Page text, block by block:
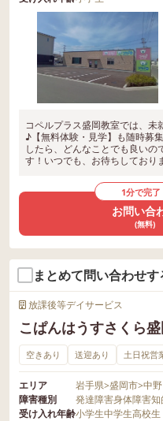
コペルプラス盛岡教室では、
♪【無料体験・見学】も随時募
したら、どんなことでも良いの
す！いつでも、お待ちしており
1分で完了
お問い合
(無料)
まとめて問い合わせす
放課後等デイサービス
こぱんはうすさくら
空きあり 送迎あり 土日祝営
エリア 岩手県>盛岡市>中野
障害種別
発達障害身体障害知
受け入れ年齢小学生中学生高校生